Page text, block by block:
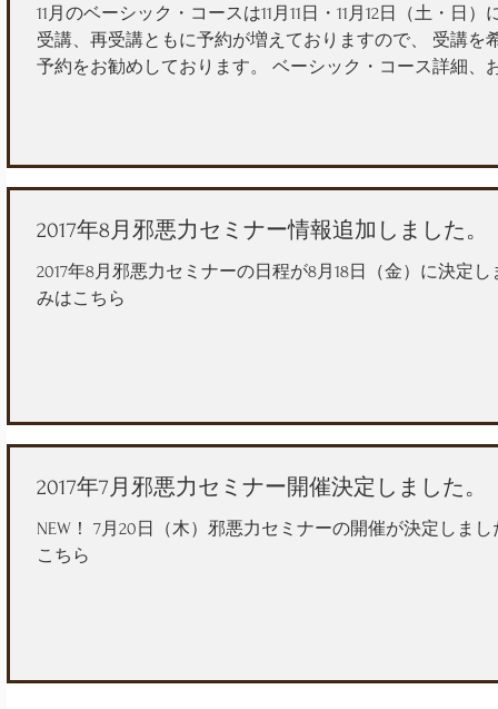
11月のベーシック・コースは11月11日・11月12日（土・日
受講、再受講ともに予約が増えておりますので、 受講を
予約をお勧めしております。 ベーシック・コース詳細、
2017年8月邪悪力セミナー情報追加しました。
2017年8月邪悪力セミナーの日程が8月18日（金）に決定
みはこちら
2017年7月邪悪力セミナー開催決定しました。
NEW！ 7月20日（木）邪悪力セミナーの開催が決定しま
こちら